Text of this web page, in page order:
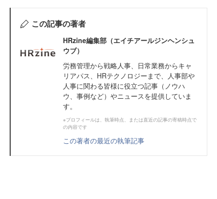
この記事の著者
HRzine編集部（エイチアールジンヘンシュ
ウブ）
労務管理から戦略人事、日常業務からキャ
リアパス、HRテクノロジーまで、人事部や
人事に関わる皆様に役立つ記事（ノウハ
ウ、事例など）やニュースを提供していま
す。
※プロフィールは、執筆時点、または直近の記事の寄稿時点で
の内容です
この著者の最近の執筆記事